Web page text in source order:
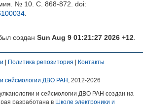
№ 10. С. 868-872. doi:
создан Sun Aug 9 01:21:27 2026 +12
Политика репозитория Контакты
и сейсмологии ДВО РАН , 2012-2026
и сейсмологии ДВО РАН создан на
разработана в Школе электроники и